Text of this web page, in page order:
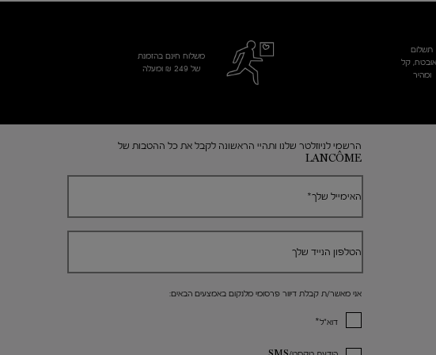
תשלום
קל
ומהיר
משלוח חינם בהזמנת
של 249 ₪ ומעלה
הרשמי לניוזלטר שלנו ותהיי הראשונה לקבל את כל ההטבות של
LANCÔME
האימייל שלך*
הטלפון הנייד שלך
אני מאשר/ת קבלת דיוור פרסומי מלנקום באמצעים הבאים:
דוא"ל*